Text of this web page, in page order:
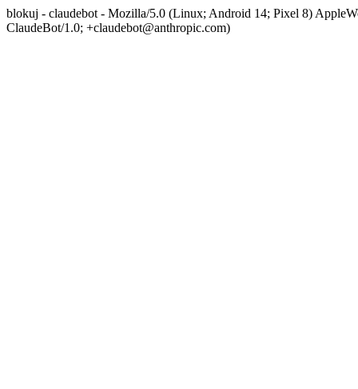
blokuj - claudebot - Mozilla/5.0 (Linux; Android 14; Pixel 8)
ClaudeBot/1.0; +claudebot@anthropic.com)